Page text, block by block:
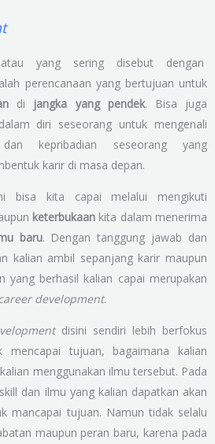
yang sering disebut dengan
perencanaan yang bertujuan untuk
di jangka yang pendek. Bisa juga
diri seseorang untuk mengenali
kepribadian seseorang yang
karir di masa depan.
bisa kita capai melalui mengikuti
keterbukaan kita dalam menerima
baru. Dengan tanggung jawab dan
kalian ambil sepanjang karir maupun
yang berhasil kalian capai merupakan
development.
disini sendiri lebih berfokus
mencapai tujuan, bagaimana kalian
menggunakan ilmu tersebut. Pada
dan ilmu yang kalian dapatkan akan
mancapai tujuan. Namun tidak selalu
maupun peran baru, karena pada